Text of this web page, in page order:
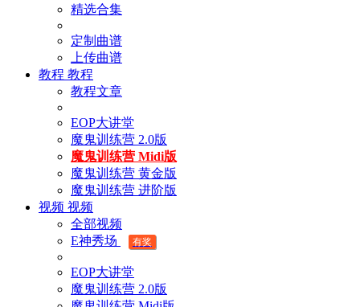
精选合集
定制曲谱
上传曲谱
教程 教程
教程文章
EOP大讲堂
魔鬼训练营 2.0版
魔鬼训练营 Midi版
魔鬼训练营 黄金版
魔鬼训练营 进阶版
视频 视频
全部视频
E神秀场
有奖
EOP大讲堂
魔鬼训练营 2.0版